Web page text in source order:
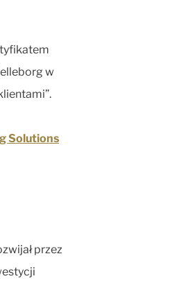
w
Solutions
przez